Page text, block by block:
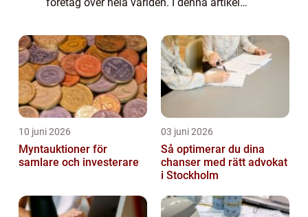
av holdingbolag, inklusive dess definition,...
10 juni 2026
Myntauktioner för
samlare och investerare
03 juni 2026
Så optimerar du dina
chanser med rätt advokat
i Stockholm